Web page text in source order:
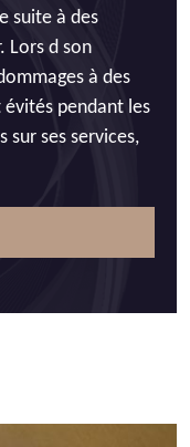
suite à des
Lors d son
à des
pendant les
sur ses services,